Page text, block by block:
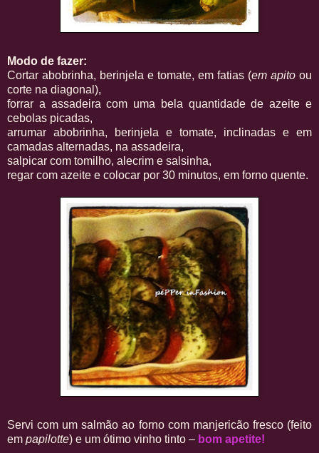
Modo de fazer:
Cortar abobrinha, berinjela e tomate, em fatias (em apito ou
corte na diagonal),
forrar a assadeira com uma bela quantidade de azeite e
cebolas picadas,
arrumar abobrinha, berinjela e tomate, inclinadas e em
camadas alternadas, na assadeira,
salpicar com tomilho, alecrim e salsinha,
regar com azeite e colocar por 30 minutos, em forno quente.
Servi com um salmão ao forno com manjericão fresco (feito
em papilotte) e um ótimo vinho tinto – bom apetite!